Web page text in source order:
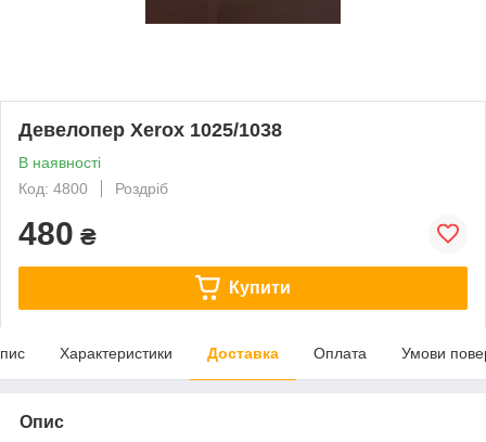
Девелопер Xerox 1025/1038
В наявності
Код: 4800
Роздріб
480 ₴
Купити
Характеристики Доставка Оплата Умови
Опис